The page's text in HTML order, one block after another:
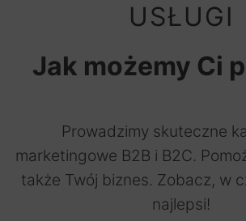
USŁUGI
Jak możemy Ci
Prowadzimy skuteczne
marketingowe B2B i B2C.
także Twój biznes. Zobacz, w
najlepsi!